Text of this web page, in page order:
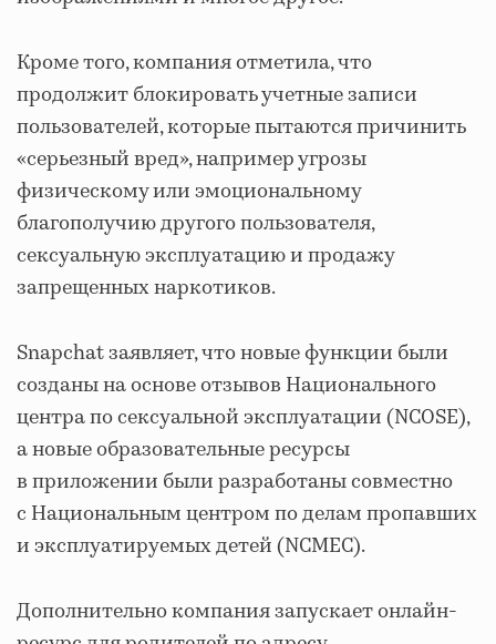
Кроме того, компания отметила, что
продолжит блокировать учетные записи
пользователей, которые пытаются причинить
«серьезный вред», например угрозы
физическому или эмоциональному
благополучию другого пользователя,
сексуальную эксплуатацию и продажу
запрещенных наркотиков.
Snapchat заявляет, что новые функции были
созданы на основе отзывов Национального
центра по сексуальной эксплуатации (NCOSE),
а новые образовательные ресурсы
в приложении были разработаны совместно
с Национальным центром по делам пропавших
и эксплуатируемых детей (NCMEC).
Дополнительно компания запускает онлайн-